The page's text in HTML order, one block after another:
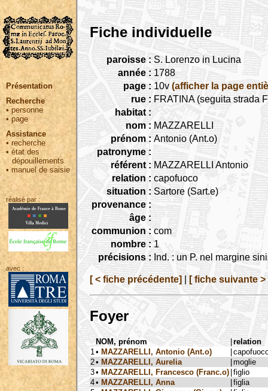
Présentation
Recherche
• personne
•page
Assistance
• recherche
•état des
dépouillements
•manuel de saisie
réalisé par :
avec :
Fiche individuelle
paroisse : S. Lorenzo in Lucina
année : 1788
page : 10v (afficher la page
rue : FRATINA (seguita strada
habitat :
nom : MAZZARELLI
prénom : Antonio (Ant.o)
patronyme :
référent : MAZZARELLI Antonio
relation : capofuoco
situation : Sartore (Sart.e)
provenance :
âge :
communion : com
nombre : 1
précisions : Ind. : un P. nel margine
[ < fiche précédente] [ fiche suivante >
Foyer
NOM, prénom |relation
1 • MAZZARELLI, Antonio (Ant.o) |
2• MAZZARELLI, Aurelia |moglie
3• MAZZARELLI, Francesco (Franc.o) |figlio
4• MAZZARELLI, Anna |figlia